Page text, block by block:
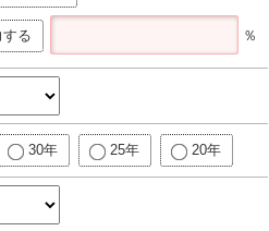
る ％
30年 25年 20年